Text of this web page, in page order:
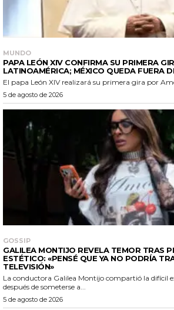
MUNDO
PAPA LEÓN XIV CONFIRMA SU PRIMERA
LATINOAMÉRICA; MÉXICO QUEDA FUERA
El papa León XIV realizará su primera gira por
5 de agosto de 2026
GOSSIP
GALILEA MONTIJO REVELA TEMOR TRAS
ESTÉTICO: «PENSÉ QUE YA NO PODRÍA
TELEVISIÓN»
La conductora Galilea Montijo compartió la difícil
después de someterse a...
5 de agosto de 2026